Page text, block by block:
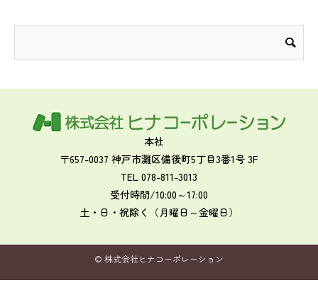
本社
〒657-0037 神戸市灘区備後町5丁目3番1号 3F
TEL 078-811-3013
受付時間/10:00～17:00
土・日・祝除く（月曜日～金曜日）
© 株式会社ヒナコーポレーション